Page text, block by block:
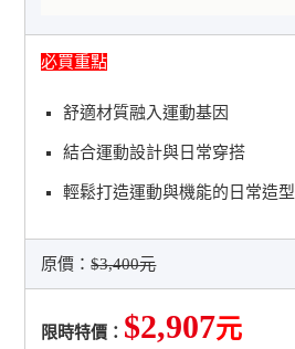
必買重點
舒適材質融入運動基因
結合運動設計與日常穿搭
輕鬆打造運動與機能的日常造型
原價：$3,400元
限時特價： $2,907元